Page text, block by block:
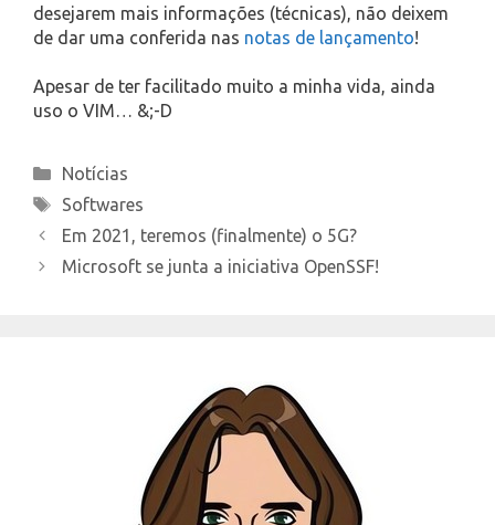
desejarem mais informações (técnicas), não deixem
de dar uma conferida nas notas de lançamento!
Apesar de ter facilitado muito a minha vida, ainda
uso o VIM… &;-D
Categories
Notícias
Tags
Softwares
Em 2021, teremos (finalmente) o 5G?
Microsoft se junta a iniciativa OpenSSF!